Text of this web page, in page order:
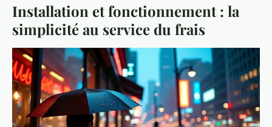
Installation et fonctionnement : la
simplicité au service du frais